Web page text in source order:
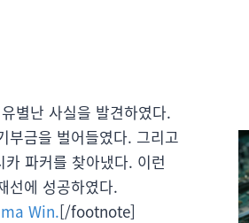
별난 사실을 발견하였다.
부금을 벌어들였다. 그리고
파커를 찾아냈다. 이런
선에 성공하였다.
Win.[/footnote]